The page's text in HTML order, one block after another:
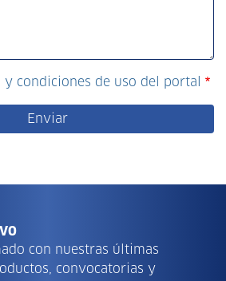
y condiciones de uso del portal
con nuestras últimas
convocatorias y